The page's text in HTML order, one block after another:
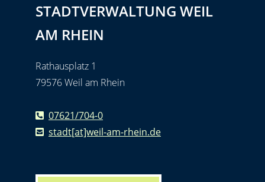
STADTVERWALTUNG WEIL
AM RHEIN
Rathausplatz 1
79576 Weil am Rhein
07621/704-0
stadt[at]weil-am-rhein.de